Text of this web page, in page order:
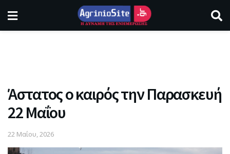
Άστατος ο καιρός την Παρασκευή
22 Μαΐου
22 Μαΐου, 2026